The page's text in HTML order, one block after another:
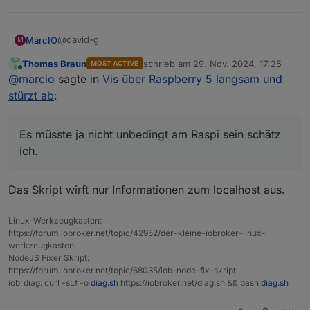
M MarcIO@david-g
Netzwerktechnisch habe ich in der Netzwerkanalyse
nichts bekommen und auch die Internetverbindung
auch über Firefox probiert, dort genau das selbe
wieder am Rechner bin. Es müsste ja nicht unbedingt
Online
Thomas Braun MOST ACTIVE schrieb am 29. Nov. 2024, 17:25
zuletzt editiert von
@marcio sagte in Vis über Raspberry 5 langsam und
stürzt ab:
Es müsste ja nicht unbedingt am Raspi sein schätz
ich.
Das Skript wirft nur Informationen zum localhost aus.
Linux-Werkzeugkasten:
https://forum.iobroker.net/topic/42952/der-kleine-iobroker-linux-
werkzeugkasten
NodeJS Fixer Skript:
https://forum.iobroker.net/topic/68035/iob-node-fix-skript
iob_diag: curl -sLf -o diag.sh https://iobroker.net/diag.sh && bash diag.sh